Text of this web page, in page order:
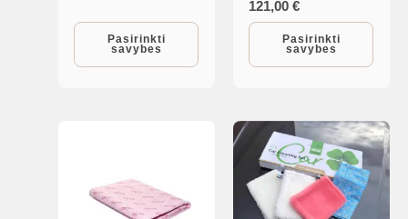
Pasirinkti
savybes
multiple
variants.
chosen
121,00€
Pasirinkti
savybes
has
multiple
variants.
may
be
chosen
on